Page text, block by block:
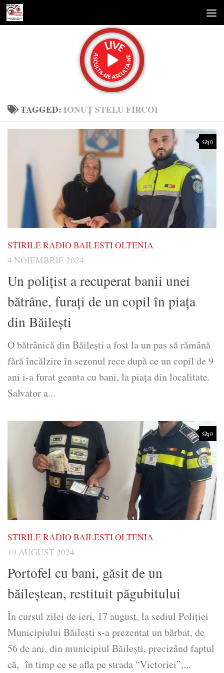
Skip to content
TAGGED:IONUŢ STELU FIRCOI
0
STIRILE RADIO BAILESTI OLTENIA
4 NOIEMBRIE 2024
Un poliţist a recuperat banii unei
bătrâne, furați de un copil în piața
din Băilești
O bătrânică din Băileşti a fost la un pas să rămână
fără încălzire în sezonul rece după ce un copil de 9
ani i-a furat geanta cu bani, la piaţa din localitate.
Salvator a...
0
STIRILE RADIO BAILESTI OLTENIA
19 AUGUST 2024
Portofel cu bani, găsit de un
băileştean, restituit păgubitului
În cursul zilei de ieri, 17 august, la sediul Poliției
Municipiului Băilești s-a prezentat un bărbat, de
56 de ani, din municipiul Băilești, precizând faptul
că, în timp ce se afla pe strada “Victoriei”,...